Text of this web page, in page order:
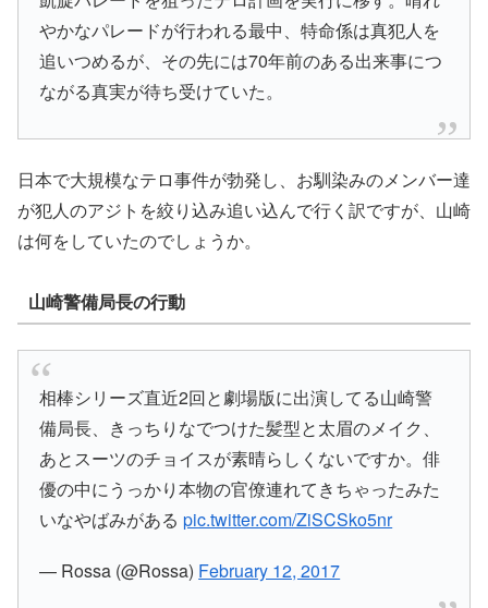
やかなパレードが行われる最中、特命係は真犯人を
追いつめるが、その先には70年前のある出来事につ
ながる真実が待ち受けていた。
日本で大規模なテロ事件が勃発し、お馴染みのメンバー達
が犯人のアジトを絞り込み追い込んで行く訳ですが、 山崎
は何をしていたのでしょうか。
山崎警備局長の行動
相棒シリーズ直近2回と劇場版に出演してる山崎警
備局長、きっちりなでつけた髪型と太眉のメイク、
あとスーツのチョイスが素晴らしくないですか。俳
優の中にうっかり本物の官僚連れてきちゃったみた
いなやばみがあるpic.twitter.com/ZiSCSko5nr
— Rossa (@Rossa) February 12, 2017